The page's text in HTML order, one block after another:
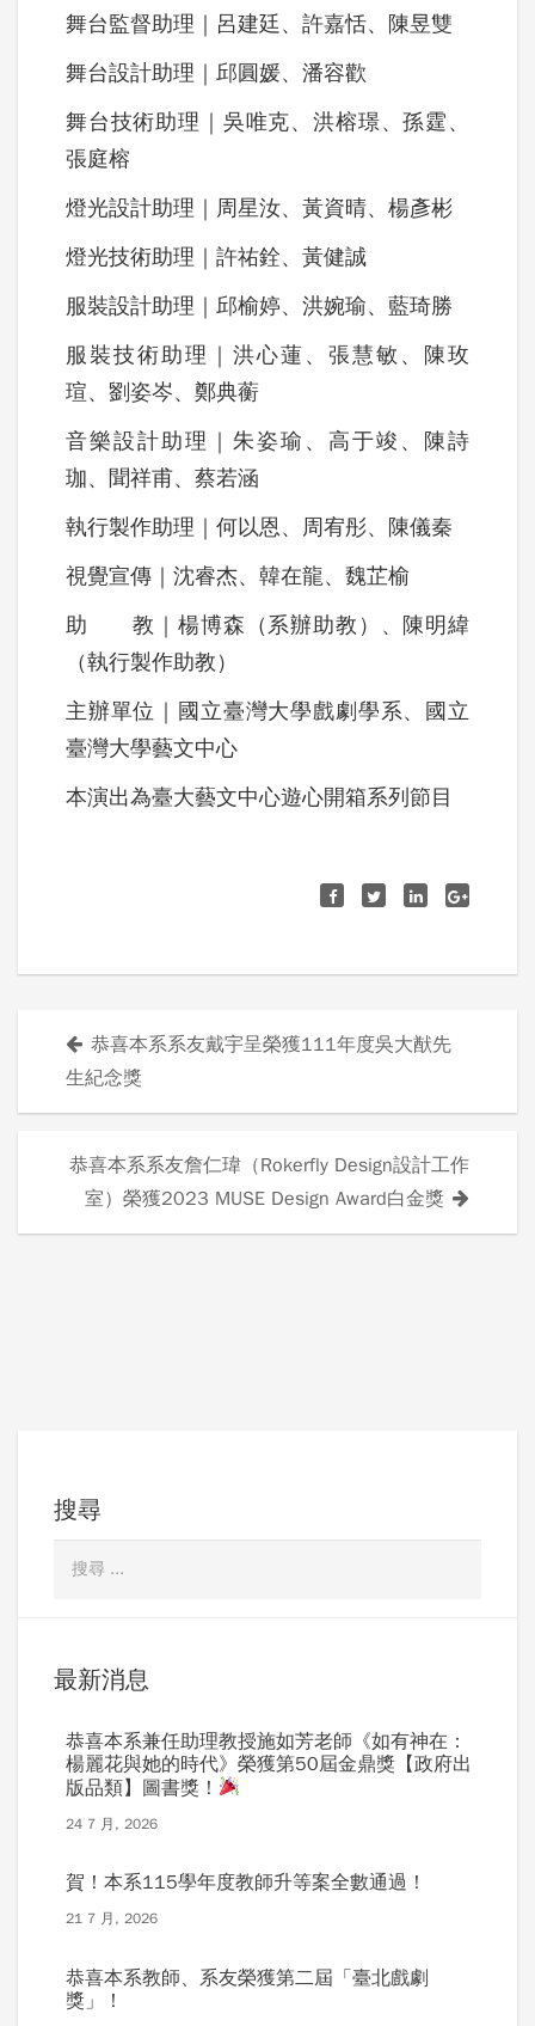
舞台監督助理｜呂建廷、許嘉恬、陳昱雙
舞台設計助理｜邱圓媛、潘容歡
舞台技術助理｜吳唯克、洪榕璟、孫霆、
張庭榕
燈光設計助理｜周星汝、黃資晴、楊彥彬
燈光技術助理｜許祐銓、黃健誠
服裝設計助理｜邱榆婷、洪婉瑜、藍琦勝
服裝技術助理｜洪心蓮、張慧敏、陳玫
瑄、劉姿岑、鄭典蘅
音樂設計助理｜朱姿瑜、高于竣、陳詩
珈、聞祥甫、蔡若涵
執行製作助理｜何以恩、周宥彤、陳儀秦
視覺宣傳｜沈睿杰、韓在龍、魏芷榆
助 教｜楊博森（系辦助教）、陳明緯
（執行製作助教）
主辦單位｜國立臺灣大學戲劇學系、國立
臺灣大學藝文中心
本演出為臺大藝文中心遊心開箱系列節目
章
覽
恭喜本系系友戴宇呈榮獲111年度吳大猷先
生紀念獎
恭喜本系系友詹仁瑋（Rokerfly Design設計工作
室）榮獲2023 MUSE Design Award白金獎
搜尋
最新消息
恭喜本系兼任助理教授施如芳老師《如有神在：
楊麗花與她的時代》榮獲第50屆金鼎獎【政府出
版品類】圖書獎！
24 7 月, 2026
賀！本系115學年度教師升等案全數通過！
21 7 月, 2026
恭喜本系教師、系友榮獲第二屆「臺北戲劇
獎」！